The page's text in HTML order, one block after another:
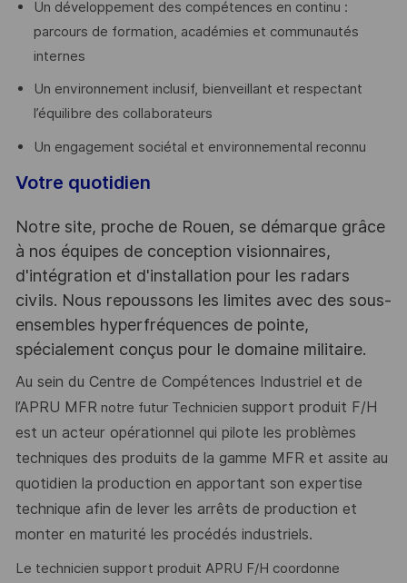
Un développement des compétences en continu :
parcours de formation, académies et communautés
internes
Un environnement inclusif, bienveillant et respectant
l’équilibre des collaborateurs
Un engagement sociétal et environnemental reconnu
Votre quotidien
Notre site, proche de Rouen, se démarque grâce
à nos équipes de conception visionnaires,
d'intégration et d'installation pour les radars
civils. Nous repoussons les limites avec des sous-
ensembles hyperfréquences de pointe,
spécialement conçus pour le domaine militaire.
Au sein du Centre de Compétences Industriel et de
l’APRU MFRnotre futur Technicien support produit F/H
est un acteur opérationnel qui pilote les problèmes
techniques des produits de la gamme MFR et assite au
quotidien la production en apportant son expertise
technique afin de lever les arrêts de production et
monter en maturité les procédés industriels.
Le technicien support produit APRU F/H coordonne